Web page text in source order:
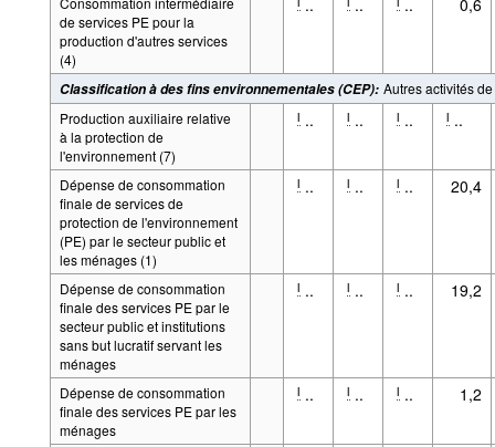
de services PE pour la
production d'autres services
(4)
Classification à des fins environnementales (CEP): Autres activités
Production auxiliaire relative
à la protection de
l'environnement (7)
l .. l .. l .. l ..
Dépense de consommation
finale de services de
protection de l'environnement
(PE) par le secteur public et
les ménages (1)
l .. l .. l .. 20,4
Dépense de consommation
finale des services PE par le
secteur public et institutions
sans but lucratif servant les
ménages
l .. l .. l .. 19,2
Dépense de consommation
finale des services PE par les
ménages
l .. l .. l .. 1,2